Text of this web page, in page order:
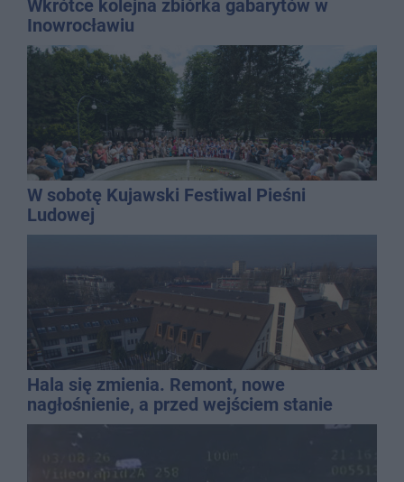
Wkrótce kolejna zbiórka gabarytów w
Inowrocławiu
W sobotę Kujawski Festiwal Pieśni
Ludowej
Hala się zmienia. Remont, nowe
nagłośnienie, a przed wejściem stanie
QEMETICA ARENA